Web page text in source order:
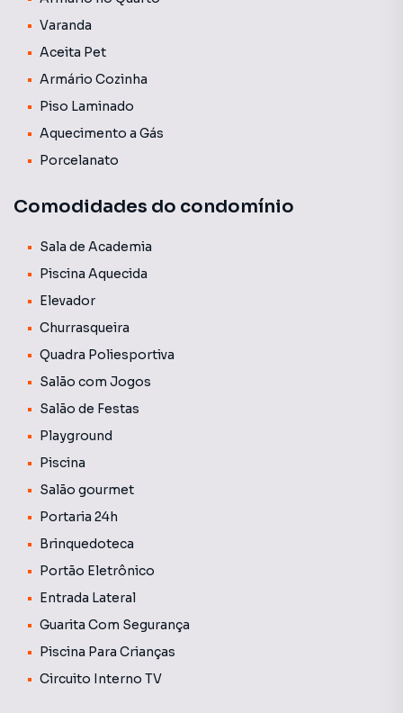
Varanda
Aceita Pet
Armário Cozinha
Piso Laminado
Aquecimento a Gás
Porcelanato
Comodidades do condomínio
Sala de Academia
Piscina Aquecida
Elevador
Churrasqueira
Quadra Poliesportiva
Salão com Jogos
Salão de Festas
Playground
Piscina
Salão gourmet
Portaria 24h
Brinquedoteca
Portão Eletrônico
Entrada Lateral
Guarita Com Segurança
Piscina Para Crianças
Circuito Interno TV